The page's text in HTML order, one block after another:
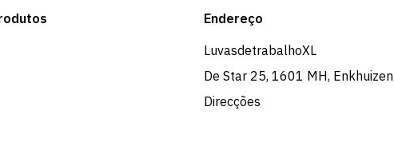
Endereço
LuvasdetrabalhoXL
De Star 25, 1601 MH, Enkhuizen
Direcções